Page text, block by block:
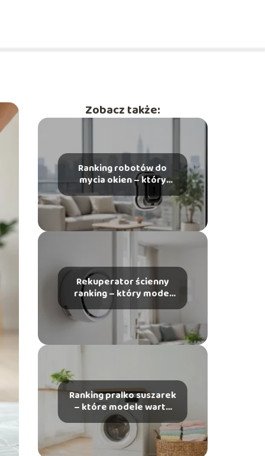
Zobacz także:
Ranking robotów do
mycia okien – który
model wybrać?
Rekuperator ścienny
ranking – który model
wybrać do domu?
Ranking pralko suszarek
– które modele warto
kupić?